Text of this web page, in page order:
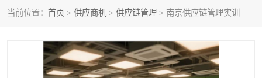
当前位置： 首页 > 供应商机 > 供应链管理 > 南京供应链管理实训
智慧零售实训 智能制造
智慧物流实训室 质量管理实验台
物流数字孪生 数字企业经营